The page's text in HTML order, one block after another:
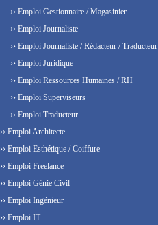
›› Emploi Gestionnaire / Magasinier
›› Emploi Journaliste
›› Emploi Journaliste / Rédacteur / Traducteur
›› Emploi Juridique
›› Emploi Ressources Humaines / RH
›› Emploi Superviseurs
›› Emploi Traducteur
›› Emploi Architecte
›› Emploi Esthétique / Coiffure
›› Emploi Freelance
›› Emploi Génie Civil
›› Emploi Ingénieur
›› Emploi IT